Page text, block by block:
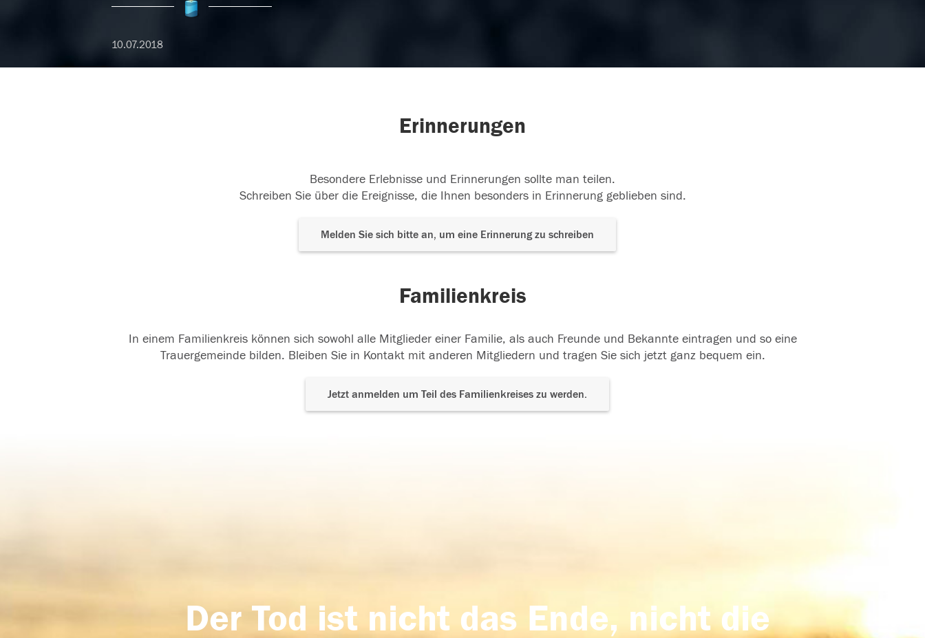
10.07.2018
Erinnerungen
Besondere Erlebnisse und Erinnerungen sollte man teilen.
Schreiben Sie über die Ereignisse, die Ihnen besonders in Erinnerung geblieben sind.
Melden Sie sich bitte an, um eine Erinnerung zu schreiben
Familienkreis
In einem Familienkreis können sich sowohl alle Mitglieder einer Familie, als auch Freunde und Bekannte eintragen und so eine
Trauergemeinde bilden. Bleiben Sie in Kontakt mit anderen Mitgliedern und tragen Sie sich jetzt ganz bequem ein.
Jetzt anmelden um Teil des Familienkreises zu werden.
Der Tod ist nicht das Ende, nicht die